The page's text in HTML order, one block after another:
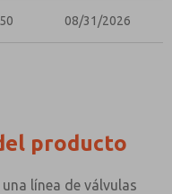
08/31/2026
producto
línea de válvulas